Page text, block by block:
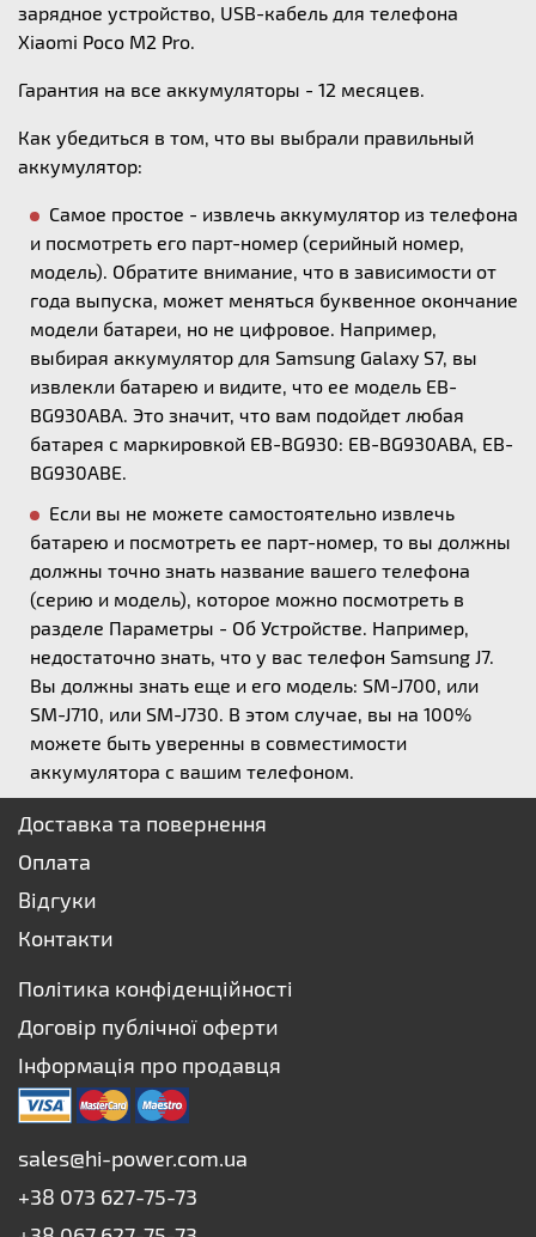
зарядное устройство, USB-кабель для телефона
Xiaomi Poco M2 Pro.
Гарантия на все аккумуляторы - 12 месяцев.
Как убедиться в том, что вы выбрали правильный
аккумулятор:
Самое простое - извлечь аккумулятор из телефона
и посмотреть его парт-номер (серийный номер,
модель). Обратите внимание, что в зависимости от
года выпуска, может меняться буквенное окончание
модели батареи, но не цифровое. Например,
выбирая аккумулятор для Samsung Galaxy S7, вы
извлекли батарею и видите, что ее модель EB-
BG930ABA. Это значит, что вам подойдет любая
батарея с маркировкой EB-BG930: EB-BG930ABA, EB-
BG930ABE.
Если вы не можете самостоятельно извлечь
батарею и посмотреть ее парт-номер, то вы должны
должны точно знать название вашего телефона
(серию и модель), которое можно посмотреть в
разделе Параметры - Об Устройстве. Например,
недостаточно знать, что у вас телефон Samsung J7.
Вы должны знать еще и его модель: SM-J700, или
SM-J710, или SM-J730. В этом случае, вы на 100%
можете быть уверенны в совместимости
аккумулятора с вашим телефоном.
Доставка та повернення
Оплата
Відгуки
Контакти
Політика конфіденційності
Договір публічної оферти
Інформація про продавця
sales@hi-power.com.ua
+38 073 627-75-73